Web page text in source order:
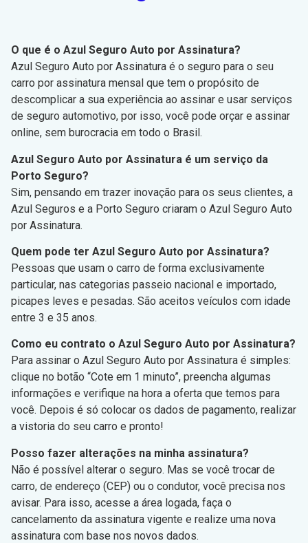
O que é o Azul Seguro Auto por Assinatura?
Azul Seguro Auto por Assinatura é o seguro para o seu
carro por assinatura mensal que tem o propósito de
descomplicar a sua experiência ao assinar e usar serviços
de seguro automotivo, por isso, você pode orçar e assinar
online, sem burocracia em todo o Brasil.
Azul Seguro Auto por Assinatura é um serviço da
Porto Seguro?
Sim, pensando em trazer inovação para os seus clientes, a
Azul Seguros e a Porto Seguro criaram o Azul Seguro Auto
por Assinatura.
Quem pode ter Azul Seguro Auto por Assinatura?
Pessoas que usam o carro de forma exclusivamente
particular, nas categorias passeio nacional e importado,
picapes leves e pesadas. São aceitos veículos com idade
entre 3 e 35 anos.
Como eu contrato o Azul Seguro Auto por Assinatura?
Para assinar o Azul Seguro Auto por Assinatura é simples:
clique no botão “Cote em 1 minuto”, preencha algumas
informações e verifique na hora a oferta que temos para
você. Depois é só colocar os dados de pagamento, realizar
a vistoria do seu carro e pronto!
Posso fazer alterações na minha assinatura?
Não é possível alterar o seguro. Mas se você trocar de
carro, de endereço (CEP) ou o condutor, você precisa nos
avisar. Para isso, acesse a área logada, faça o
cancelamento da assinatura vigente e realize uma nova
assinatura com base nos novos dados.